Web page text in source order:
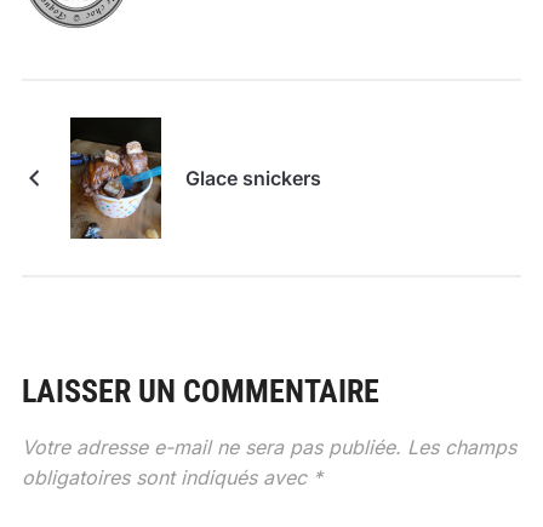
Glace snickers
LAISSER UN COMMENTAIRE
Votre adresse e-mail ne sera pas publiée. Les champs
obligatoires sont indiqués avec *